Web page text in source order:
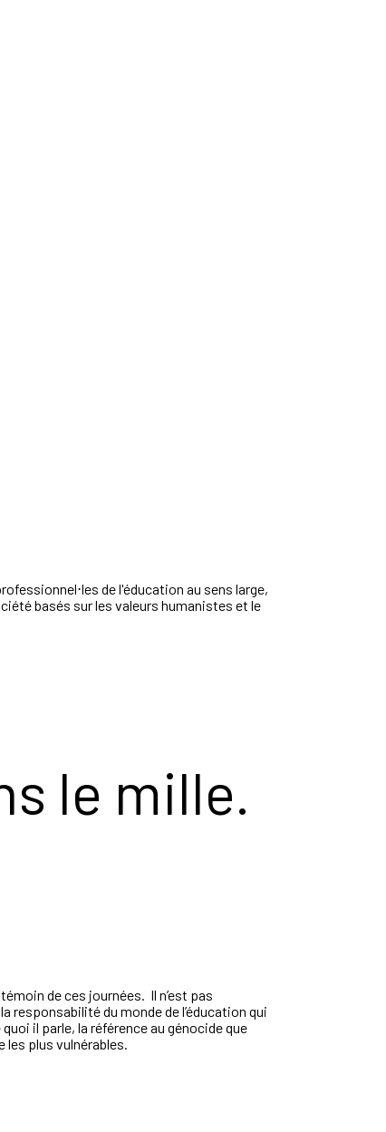
de l'éducation au sens large,
basés sur les valeurs humanistes et le
le mille.
de ces journées. Il n’est pas
responsabilité du monde de l’éducation qui
il parle, la référence au génocide que
les plus vulnérables.